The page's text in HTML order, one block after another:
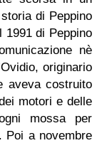
di Peppino
1991 di Peppino
nè
originario
aveva costruito
motori e delle
mossa per
Poi a novembre